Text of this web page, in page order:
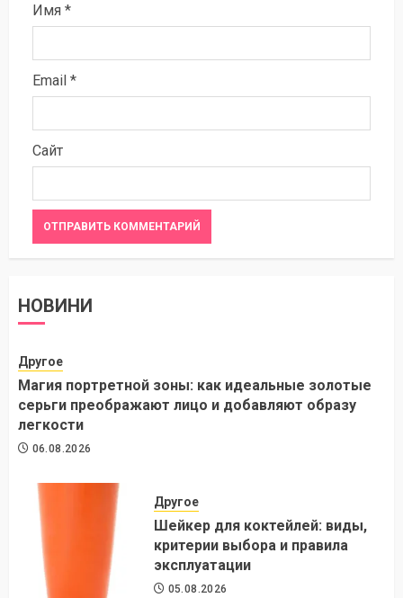
Имя *
Email *
Сайт
НОВИНИ
Другое
Магия портретной зоны: как идеальные золотые
серьги преображают лицо и добавляют образу
легкости
06.08.2026
Другое
Шейкер для коктейлей: виды,
критерии выбора и правила
эксплуатации
05.08.2026